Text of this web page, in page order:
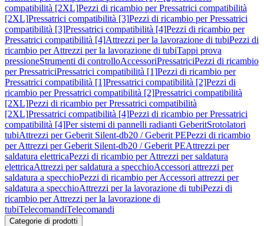
compatibilità [2XL]Pezzi di ricambio per Pressatrici compatibilità
[2XL]Pressatrici compatibilità [3]Pezzi di ricambio per Pressatrici
compatibilità [3]Pressatrici compatibilità [4]Pezzi di ricambio per
Pressatrici compatibilità [4]Attrezzi per la lavorazione di tubiPezzi di
ricambio per Attrezzi per la lavorazione di tubiTappi prova
pressioneStrumenti di controlloAccessoriPressatriciPezzi di ricambio
per PressatriciPressatrici compatibilità [1]Pezzi di ricambio per
Pressatrici compatibilità [1]Pressatrici compatibilità [2]Pezzi di
ricambio per Pressatrici compatibilità [2]Pressatrici compatibilità
[2XL]Pezzi di ricambio per Pressatrici compatibilità
[2XL]Pressatrici compatibilità [4]Pezzi di ricambio per Pressatrici
compatibilità [4]Per sistemi di pannelli radianti GeberitSrotolatori
tubiAttrezzi per Geberit Silent-db20 / Geberit PEPezzi di ricambio
per Attrezzi per Geberit Silent-db20 / Geberit PEAttrezzi per
saldatura elettricaPezzi di ricambio per Attrezzi per saldatura
elettricaAttrezzi per saldatura a specchioAccessori attrezzi per
saldatura a specchioPezzi di ricambio per Accessori attrezzi per
saldatura a specchioAttrezzi per la lavorazione di tubiPezzi di
ricambio per Attrezzi per la lavorazione di
tubiTelecomandiTelecomandi
Categorie di prodotti